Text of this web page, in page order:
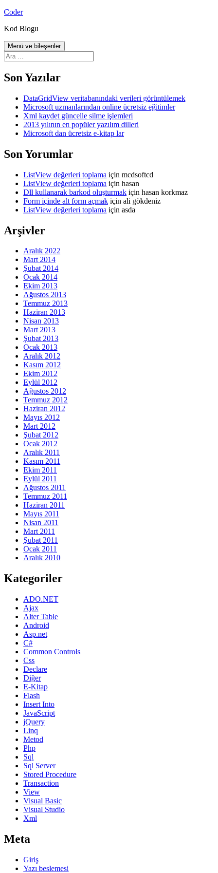
İçeriğe
Coder
Kod Blogu
Menü ve bileşenler
Arama:
Son Yazılar
DataGridView veritabanındaki verileri görüntülemek
Microsoft uzmanlarından online ücretsiz eğitimler
Xml kaydet güncelle silme işlemleri
2013 yılının en popüler yazılım dilleri
Microsoft dan ücretsiz e-kitap lar
Son Yorumlar
ListView değerleri toplama için mcdsoftcd
ListView değerleri toplama için hasan
Dll kullanarak barkod oluşturmak için hasan korkmaz
Form içinde alt form açmak için ali gökdeniz
ListView değerleri toplama için asda
Arşivler
Aralık 2022
Mart 2014
Şubat 2014
Ocak 2014
Ekim 2013
Ağustos 2013
Temmuz 2013
Haziran 2013
Nisan 2013
Mart 2013
Şubat 2013
Ocak 2013
Aralık 2012
Kasım 2012
Ekim 2012
Eylül 2012
Ağustos 2012
Temmuz 2012
Haziran 2012
Mayıs 2012
Mart 2012
Şubat 2012
Ocak 2012
Aralık 2011
Kasım 2011
Ekim 2011
Eylül 2011
Ağustos 2011
Temmuz 2011
Haziran 2011
Mayıs 2011
Nisan 2011
Mart 2011
Şubat 2011
Ocak 2011
Aralık 2010
Kategoriler
ADO.NET
Ajax
Alter Table
Android
Asp.net
C#
Common Controls
Css
Declare
Diğer
E-Kitap
Flash
Insert Into
JavaScript
jQuery
Linq
Metod
Php
Sql
Sql Server
Stored Procedure
Transaction
View
Visual Basic
Visual Studio
Xml
Meta
Giriş
Yazı beslemesi